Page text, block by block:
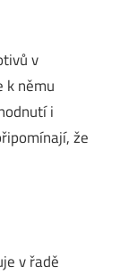
v
k němu
i
že
v řadě